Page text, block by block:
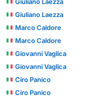
Giuliano Laezza
Giuliano Laezza
Marco Caldore
Marco Caldore
Giovanni Vaglica
Giovanni Vaglica
Ciro Panico
Ciro Panico